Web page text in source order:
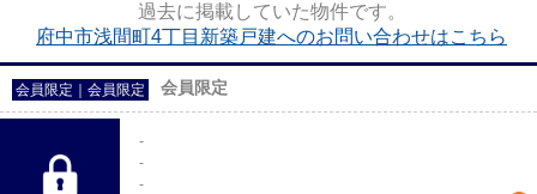
過去に掲載していた物件です。
府中市浅間町4丁目新築戸建へのお問い合わせはこちら
会員限定 会員限定 会員限定
-
-
-